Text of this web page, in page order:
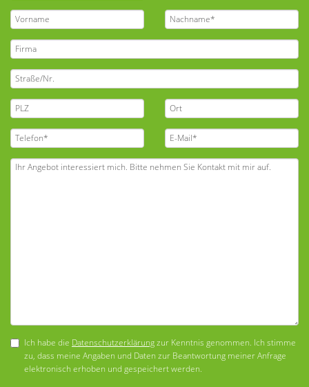
Ich habe die Datenschutzerklärungzur Kenntnis genommen. Ich stimme
zu, dass meine Angaben und Daten zur Beantwortung meiner Anfrage
elektronisch erhoben und gespeichert werden.